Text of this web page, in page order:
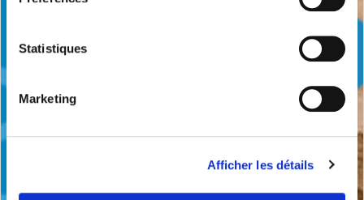
Statistiques
Marketing
Afficher les détails